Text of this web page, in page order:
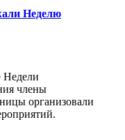
Неделю
Недели
члены
организовали